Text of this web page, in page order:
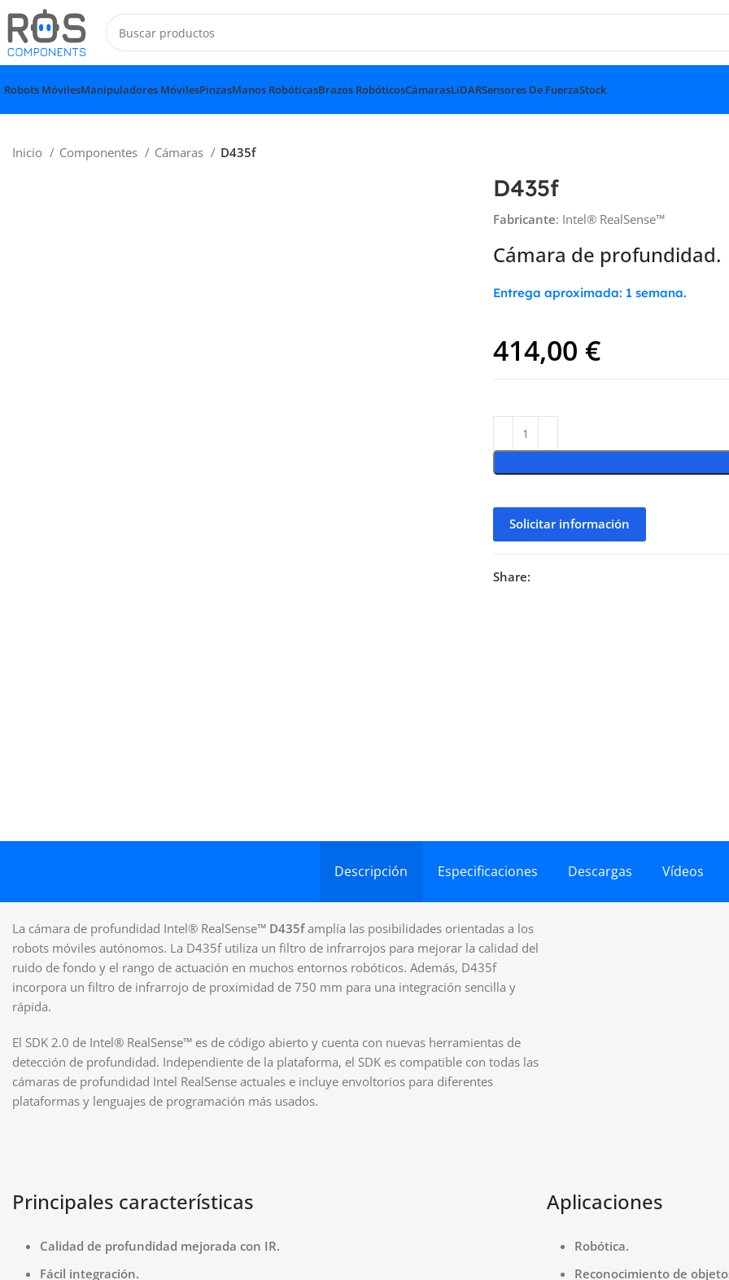
Robots MóvilesManipuladores MóvilesPinzasManos RobóticasBrazos RobóticosCámarasLiDARSensores De FuerzaStock
Inicio Componentes Cámaras D435f
D435f
Fabricante: Intel® RealSense™
Cámara de profundidad.
Entrega aproximada: 1 semana.
414,00 €
Solicitar información
Share:
Descripción Especificaciones Descargas Vídeos
La cámara de profundidad Intel® RealSense™ D435famplía las posibilidades orientadas a los
robots móviles autónomos. La D435f utiliza un filtro de infrarrojos para mejorar la calidad del
ruido de fondo y el rango de actuación en muchos entornos robóticos. Además, D435f
incorpora un filtro de infrarrojo de proximidad de 750 mm para una integración sencilla y
rápida.
El SDK 2.0 de Intel® RealSense™ es de código abierto y cuenta con nuevas herramientas de
detección de profundidad. Independiente de la plataforma, el SDK es compatible con todas las
cámaras de profundidad Intel RealSense actuales e incluye envoltorios para diferentes
plataformas y lenguajes de programación más usados.
Principales características
Calidad de profundidad mejorada con IR.
Fácil integración.
Aplicaciones
Robótica.
Reconocimiento de